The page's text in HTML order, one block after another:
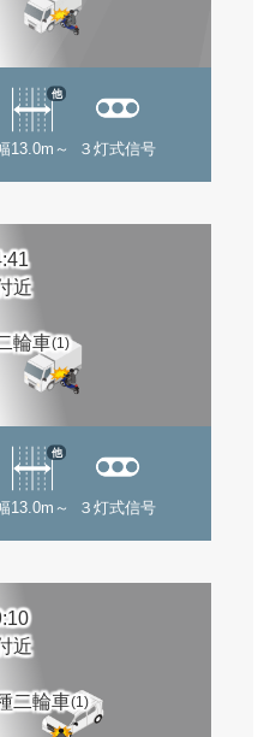
13.0m～
他
３灯式信号
近
輪車(1)
13.0m～
他
３灯式信号
近
二輪車(1)